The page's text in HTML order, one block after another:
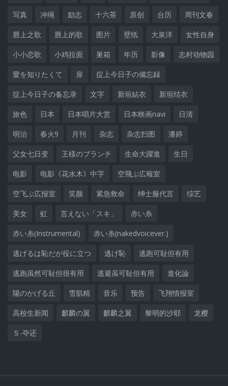
写真 冲绳 励志 十六茶 原创 台历 周刊文春
唇上之歌 唇上的歌 图片 壁纸 大泉洋 女性自身
小小恋歌 小鸡拉面 巣箱 年历 影像 志村动物园
愛を知りたくて 扉 掟上今日子の備忘録
掟上今日子の备忘录 文字 新垣結衣 新垣结衣
旅色 日本 日本唱片大赏 日本映画navi 日清
明治 春火9 月刊 杂志 杂志扫图 潘婷
父女七日变 王様のブランチ 生命大躍進 生日
电影 电影《花水木》中字 空飛ぶ広報室
空飞ぶ広报室 笑颜 紧急救命 绅士服代言 综艺
美女 虹 言えない「スキ」 赤い糸
赤い糸(Instrumental) 赤い糸(nakedvoicever.)
逃げるは恥だが役に立つ 逃げ恥 逃跑可耻但有用
逃跑虽然可耻但很有用 逃避虽可耻但有用 進化論
陽のかげる丘 雪肌精 音乐 预告 飞翔情报室
高校生新闻 麒麟の翼 麒麟之翼 黎明的沙耶 龙樱
Ｓ-夺还